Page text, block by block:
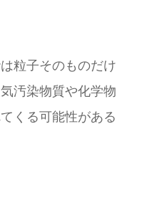
粒子そのものだけ
汚染物質や化学物
くる可能性がある